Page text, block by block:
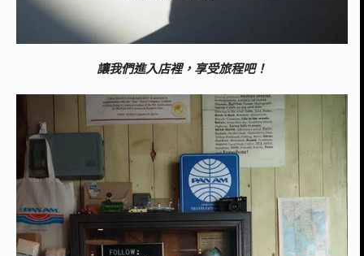
讓我們進入店裡，享受旅程吧！